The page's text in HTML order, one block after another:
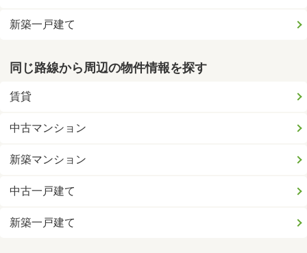
新築一戸建て
同じ路線から周辺の物件情報を探す
賃貸
中古マンション
新築マンション
中古一戸建て
新築一戸建て